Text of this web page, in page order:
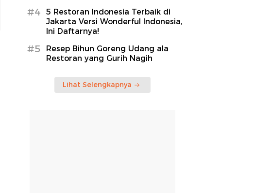
#4
5 Restoran Indonesia Terbaik di
Jakarta Versi Wonderful Indonesia,
Ini Daftarnya!
#5
Resep Bihun Goreng Udang ala
Restoran yang Gurih Nagih
Lihat Selengkapnya